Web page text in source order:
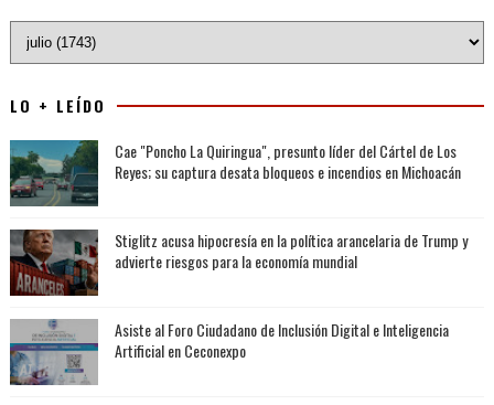
LO + LEÍDO
Cae "Poncho La Quiringua", presunto líder del Cártel de Los
Reyes; su captura desata bloqueos e incendios en Michoacán
Stiglitz acusa hipocresía en la política arancelaria de Trump y
advierte riesgos para la economía mundial
Asiste al Foro Ciudadano de Inclusión Digital e Inteligencia
Artificial en Ceconexpo